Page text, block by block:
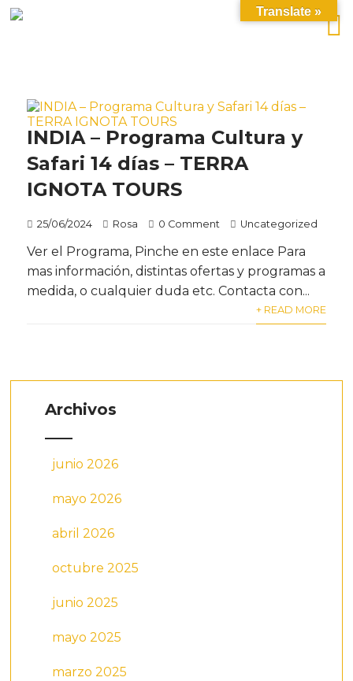
INDIA – Programa Cultura y
Safari 14 días – TERRA
IGNOTA TOURS
25/06/2024 Rosa 0 Comment Uncategorized
Ver el Programa, Pinche en este enlace Para
mas información, distintas ofertas y programas a
medida, o cualquier duda etc. Contacta con...
+ READ MORE
Archivos
junio 2026
mayo 2026
abril 2026
octubre 2025
junio 2025
mayo 2025
marzo 2025
Translate »